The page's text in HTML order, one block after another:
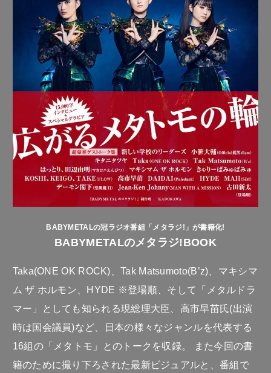
BABYMETALの冠ラジオ番組「メタラジ!」が書籍化!
BABYMETALのメタラジ!BOOK
Taka(ONE OK ROCK)、Tak Matsumoto(B’z)、マキシマ
ム ザ ホルモン、HYDE ※登場順、そして「メタルドラ
マー」としても知られる現総理大臣、高市早苗氏(出演
時は国会議員)など、日本の様々なジャンルを代表する
16組の「メタトモ」とのトークを収録。 また今回の書
籍のために撮り下ろされた最新ビジュアルと、番組で